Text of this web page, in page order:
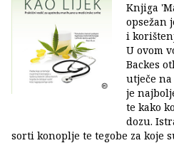
Knjiga
opsežan
i
U ovom
Backes
utječe
je
te kako
dozu.
sorti konoplje te tegobe za koje